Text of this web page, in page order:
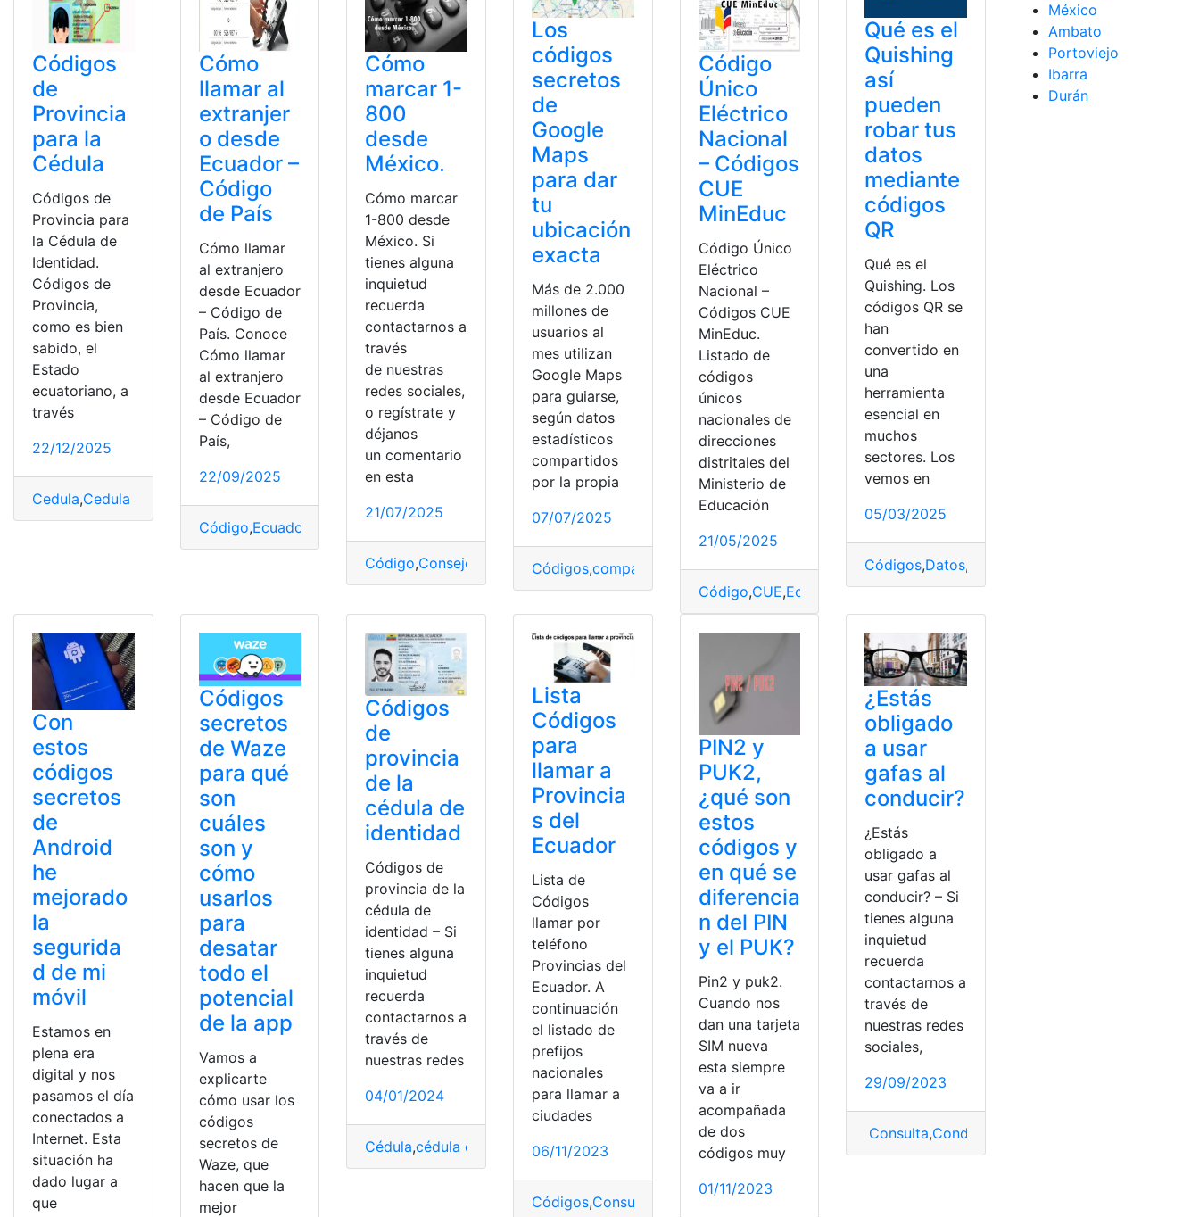
Códigos
de
Provincia
para la
Cédula
Códigos de
Provincia para
la Cédula de
Identidad.
Códigos de
Provincia,
como es bien
sabido, el
Estado
ecuatoriano, a
través
22/12/2025
Cedula,Cedula de identidad
Cómo
llamar al
extranjer
o desde
Ecuador –
Código
de País
Cómo llamar
al extranjero
desde Ecuador
– Código de
País. Conoce
Cómo llamar
al extranjero
desde Ecuador
– Código de
País,
22/09/2025
Código,Ecuador
Cómo
marcar 1-
800
desde
México.
Cómo marcar
1-800 desde
México. Si
tienes alguna
inquietud
recuerda
contactarnos a
través
de nuestras
redes sociales,
o regístrate y
déjanos
un comentario
en esta
21/07/2025
Código,Consejos Método,México
Los
códigos
secretos
de
Google
Maps
para dar
tu
ubicación
exacta
Más de 2.000
millones de
usuarios al
mes utilizan
Google Maps
para guiarse,
según datos
estadísticos
compartidos
por la propia
07/07/2025
Códigos,compartirla exacta,Google,Maps,Real Tiempo,Ubicación
Código
Único
Eléctrico
Nacional
– Códigos
CUE
MinEduc
Código Único
Eléctrico
Nacional –
Códigos CUE
MinEduc.
Listado de
códigos
únicos
nacionales de
direcciones
distritales del
Ministerio de
Educación
21/05/2025
Código,CUE,Ecuador Mineduc,Ministerio de Educación
Qué es el
Quishing
así
pueden
robar tus
datos
mediante
códigos
QR
Qué es el
Quishing. Los
códigos QR se
han
convertido en
una
herramienta
esencial en
muchos
sectores. Los
vemos en
05/03/2025
Códigos,Datos,
Con
estos
códigos
secretos
de
Android
he
mejorado
la
segurida
d de mi
móvil
Estamos en
plena era
digital y nos
pasamos el día
conectados a
Internet. Esta
situación ha
dado lugar a
que
Códigos
secretos
de Waze
para qué
son
cuáles
son y
cómo
usarlos
para
desatar
todo el
potencial
de la app
Vamos a
explicarte
cómo usar los
códigos
secretos de
Waze, que
hacen que la
mejor
Códigos
de
provincia
de la
cédula de
identidad
Códigos de
provincia de la
cédula de
identidad – Si
tienes alguna
inquietud
recuerda
contactarnos a
través de
nuestras redes
04/01/2024
Cédula,cédula de identidad,Código,Ecuador Provincias
Lista
Códigos
para
llamar a
Provincia
s del
Ecuador
Lista de
Códigos
llamar por
teléfono
Provincias del
Ecuador. A
continuación
el listado de
prefijos
nacionales
para llamar a
ciudades
06/11/2023
Códigos,Consultas
PIN2 y
PUK2,
¿qué son
estos
códigos y
en qué se
diferencia
n del PIN
y el PUK?
Pin2 y puk2.
Cuando nos
dan una tarjeta
SIM nueva
esta siempre
va a ir
acompañada
de dos
códigos muy
01/11/2023
¿Estás
obligado
a usar
gafas al
conducir?
¿Estás
obligado a
usar gafas al
conducir? – Si
tienes alguna
inquietud
recuerda
contactarnos a
través de
nuestras redes
sociales,
29/09/2023
Consulta,Conducir
México
Ambato
Portoviejo
Ibarra
Durán